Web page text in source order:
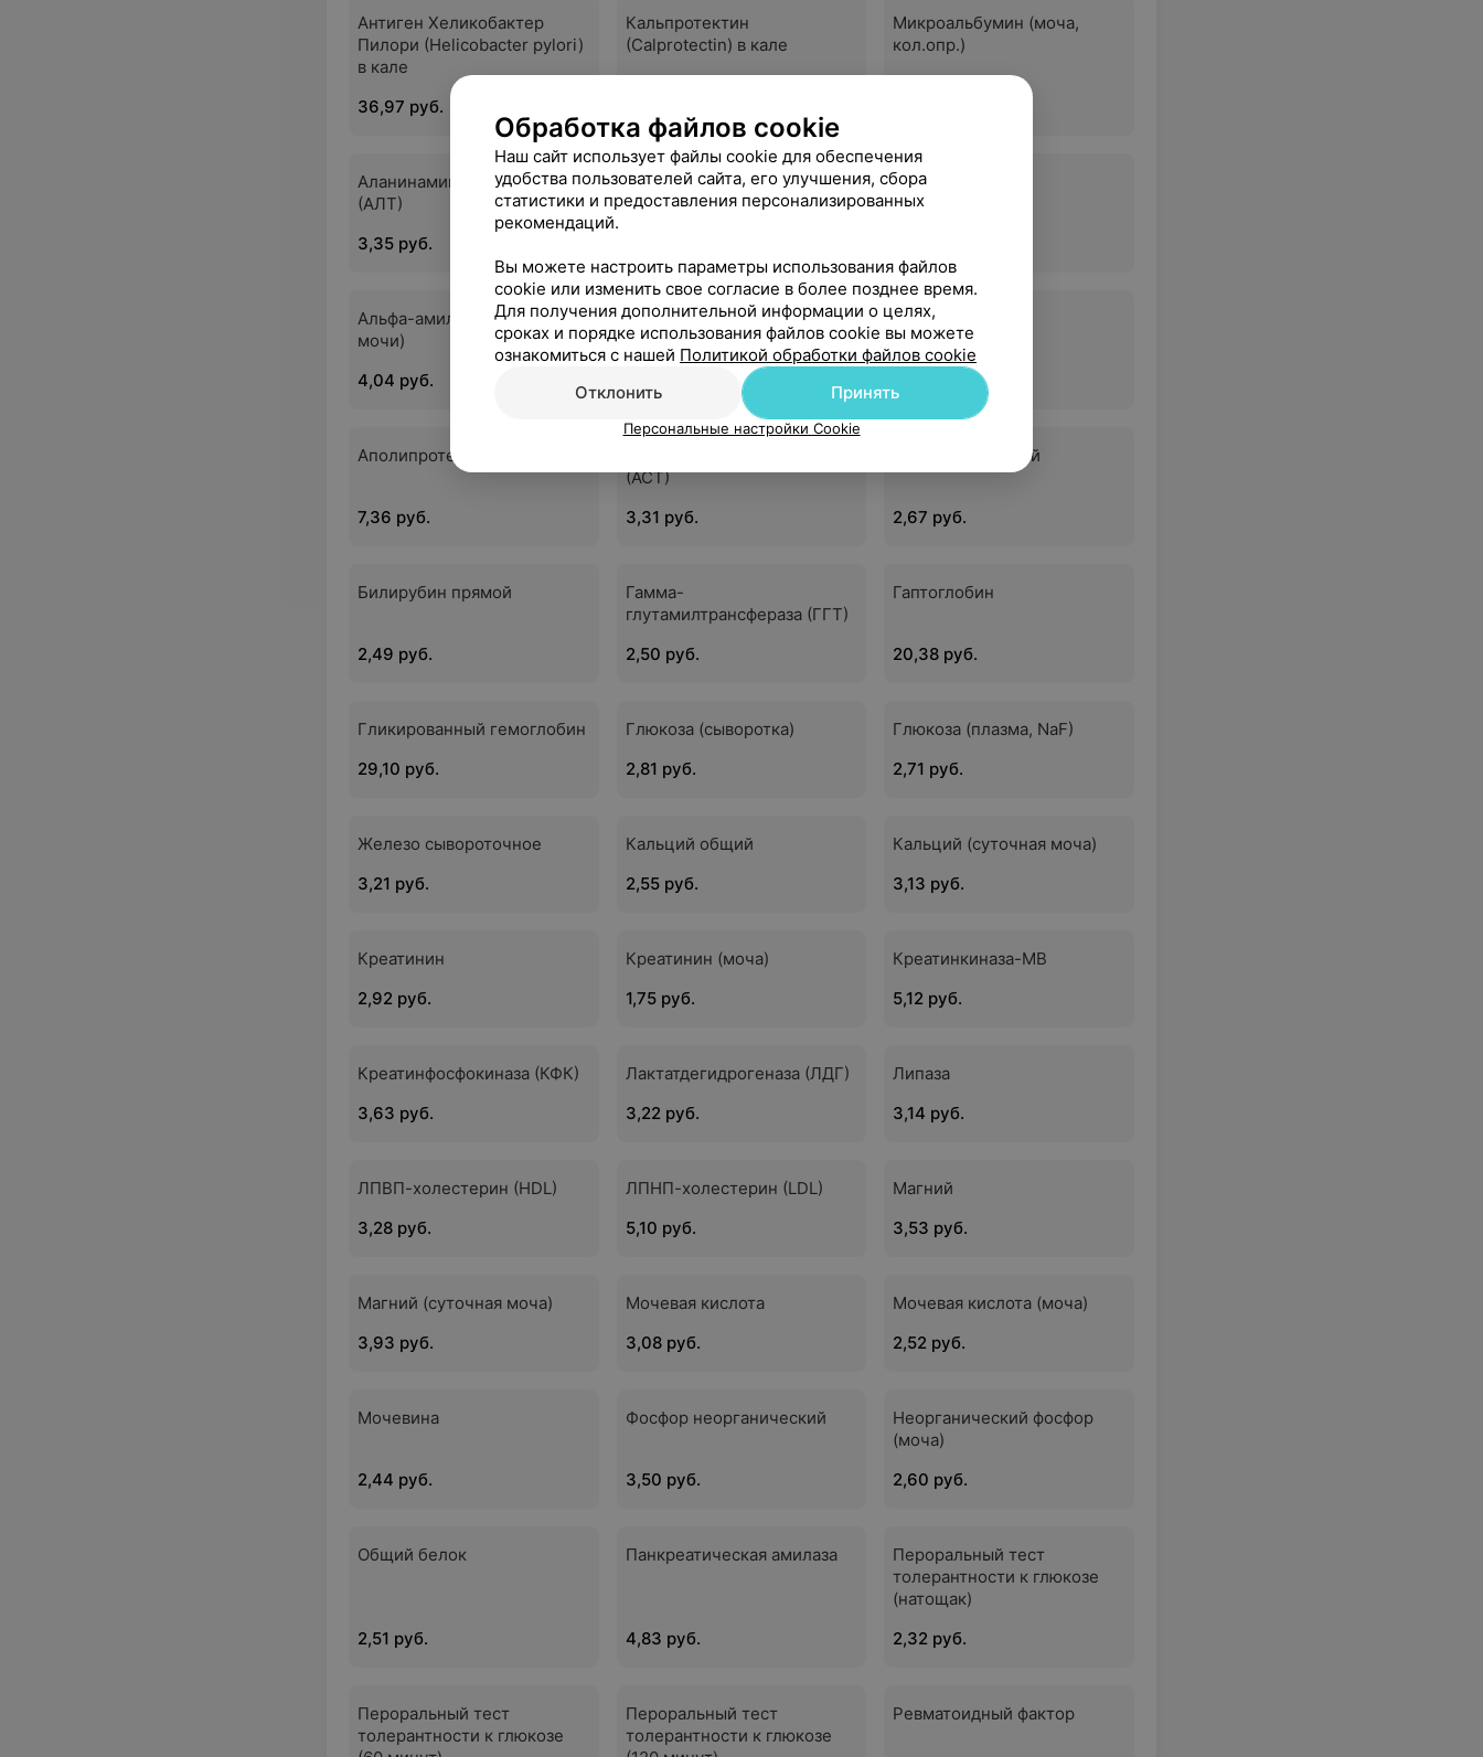
Антиген Хеликобактер
Пилори (Helicobacter pylori)
в кале
36,97 руб.
Кальпротектин
(Calprotectin) в кале
Микроальбумин (моча,
кол.опр.)
Аланинаминотрансфераза
(АЛТ)
3,35 руб.
Альбумин Альфа-амилаза
Альфа-амилаза (диастаза
мочи)
4,04 руб.
Антистрептолизин-О (АСЛ-
О)
Аполипротеин А1
Аполипротеин В
7,36 руб.
(АСТ)
3,31 руб.
Билирубин общий
2,67 руб.
Билирубин прямой
2,49 руб.
Гамма-
глутамилтрансфераза (ГГТ)
2,50 руб.
Гаптоглобин
20,38 руб.
Гликированный гемоглобин
29,10 руб.
Глюкоза (сыворотка)
2,81 руб.
Глюкоза (плазма, NaF)
2,71 руб.
Железо сывороточное
3,21 руб.
Кальций общий
2,55 руб.
Кальций (суточная моча)
3,13 руб.
Креатинин
2,92 руб.
Креатинин (моча)
1,75 руб.
Креатинкиназа-МВ
5,12 руб.
Креатинфосфокиназа (КФК)
3,63 руб.
Лактатдегидрогеназа (ЛДГ)
3,22 руб.
Липаза
3,14 руб.
ЛПВП-холестерин (HDL)
3,28 руб.
ЛПНП-холестерин (LDL)
5,10 руб.
Магний
3,53 руб.
Магний (суточная моча)
3,93 руб.
Мочевая кислота
3,08 руб.
Мочевая кислота (моча)
2,52 руб.
Мочевина
2,44 руб.
Фосфор неорганический
3,50 руб.
Неорганический фосфор
(моча)
2,60 руб.
Общий белок
2,51 руб.
Панкреатическая амилаза
4,83 руб.
Пероральный тест
толерантности к глюкозе
(натощак)
2,32 руб.
Пероральный тест
толерантности к глюкозе
Пероральный тест
толерантности к глюкозе
Ревматоидный фактор
Обработка файлов cookie
Наш сайт использует файлы cookie для обеспечения
удобства пользователей сайта, его улучшения, сбора
статистики и предоставления персонализированных
рекомендаций.
Вы можете настроить параметры использования файлов
cookie или изменить свое согласие в более позднее время.
Для получения дополнительной информации о целях,
сроках и порядке использования файлов cookie вы можете
ознакомиться с нашей Политикой обработки файлов cookie
Отклонить
Принять
Персональные настройки Cookie